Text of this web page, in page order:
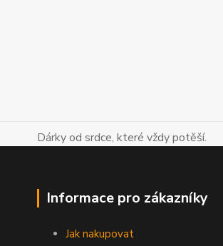
Dárky od srdce, které vždy potěší.
Informace pro zákazníky
Jak nakupovat